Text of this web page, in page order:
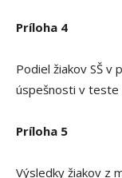
Príloha 4
Podiel žiakov SŠ v
úspešnosti v
Príloha 5
Výsledky žiakov z